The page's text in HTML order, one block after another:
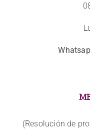
(Resolución de